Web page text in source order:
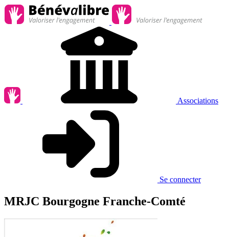
Associations
Se connecter
MRJC Bourgogne Franche-Comté